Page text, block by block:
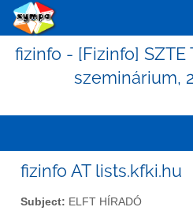
fizinfo - [Fizinfo] SZTE
szeminárium,
fizinfo AT lists.kfki.hu
Subject: ELFT HÍRADÓ